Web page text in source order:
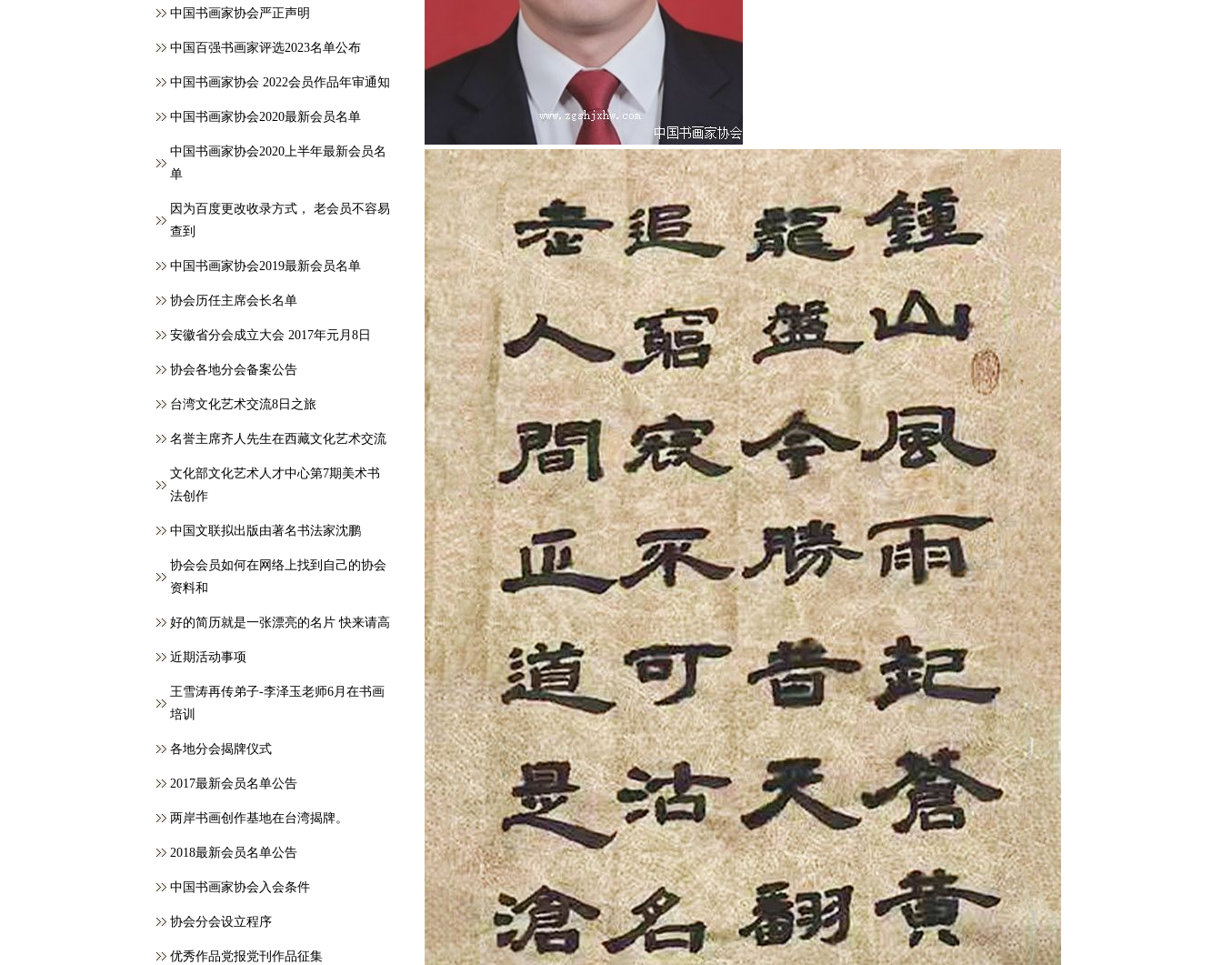
中国书画家协会严正声明
中国百强书画家评选2023名单公布
中国书画家协会 2022会员作品年审通知
中国书画家协会2020最新会员名单
中国书画家协会2020上半年最新会员名
单
因为百度更改收录方式， 老会员不容易
查到
中国书画家协会2019最新会员名单
协会历任主席会长名单
安徽省分会成立大会 2017年元月8日
协会各地分会备案公告
台湾文化艺术交流8日之旅
名誉主席齐人先生在西藏文化艺术交流
文化部文化艺术人才中心第7期美术书
法创作
中国文联拟出版由著名书法家沈鹏
协会会员如何在网络上找到自己的协会
资料和
好的简历就是一张漂亮的名片 快来请高
近期活动事项
王雪涛再传弟子-李泽玉老师6月在书画
培训
各地分会揭牌仪式
2017最新会员名单公告
两岸书画创作基地在台湾揭牌。
2018最新会员名单公告
中国书画家协会入会条件
协会分会设立程序
优秀作品党报党刊作品征集